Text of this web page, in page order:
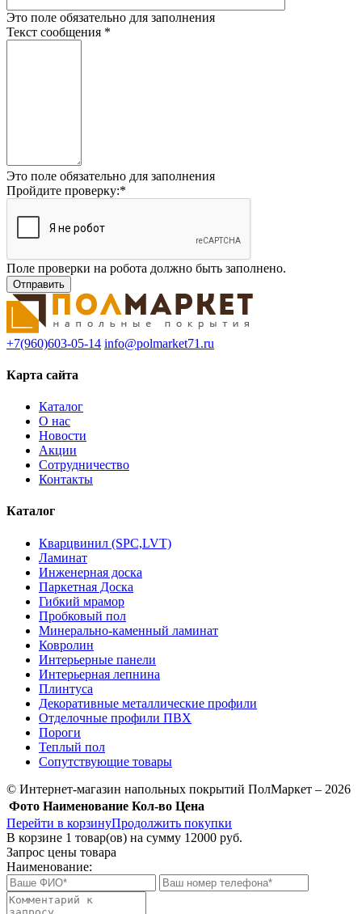
Это поле обязательно для заполнения
Текст сообщения *
Это поле обязательно для заполнения
Пройдите проверку:*
Поле проверки на робота должно быть заполнено.
+7(960)603-05-14 info@polmarket71.ru
Карта сайта
Каталог
О нас
Новости
Акции
Сотрудничество
Контакты
Каталог
Кварцвинил (SPC,LVT)
Ламинат
Инженерная доска
Паркетная Доска
Гибкий мрамор
Пробковый пол
Минерально-каменный ламинат
Ковролин
Интерьерные панели
Интерьерная лепнина
Плинтуса
Декоративные металлические профили
Отделочные профили ПВХ
Пороги
Теплый пол
Сопутствующие товары
© Интернет-магазин напольных покрытий ПолМаркет – 2026
Фото Наименование Кол-во Цена
Перейти в корзинуПродолжить покупки
В корзине 1 товар(ов) на сумму 12000 руб.
Запрос цены товара
Наименование: